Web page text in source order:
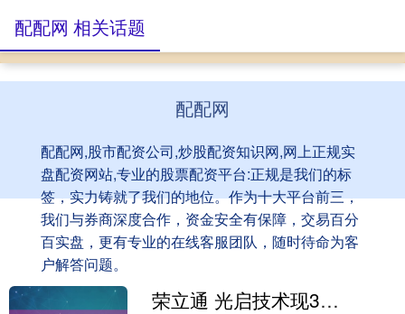
配配网
配配网,股市配资公司,炒股配资知识网,网上正规实
盘配资网站,专业的股票配资平台:正规是我们的标
签，实力铸就了我们的地位。作为十大平台前三，
我们与券商深度合作，资金安全有保障，交易百分
百实盘，更有专业的在线客服团队，随时待命为客
户解答问题。
配配网 相关话题
荣立通 光启技术现3笔大宗交易 总成交金额2.30亿元